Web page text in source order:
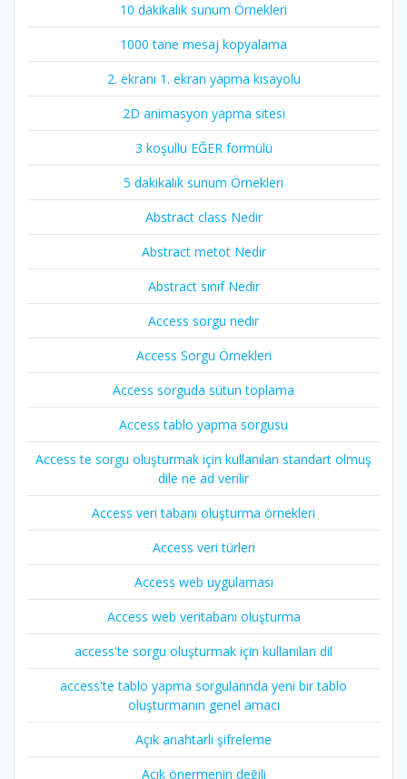
10 dakikalık sunum Örnekleri
1000 tane mesaj kopyalama
2. ekranı 1. ekran yapma kısayolu
2D animasyon yapma sitesi
3 koşullu EĞER formülü
5 dakikalık sunum Örnekleri
Abstract class Nedir
Abstract metot Nedir
Abstract sınıf Nedir
Access sorgu nedir
Access Sorgu Örnekleri
Access sorguda sütun toplama
Access tablo yapma sorgusu
Access te sorgu oluşturmak için kullanılan standart olmuş
dile ne ad verilir
Access veri tabanı oluşturma örnekleri
Access veri türleri
Access web uygulaması
Access web veritabanı oluşturma
access'te sorgu oluşturmak için kullanılan dil
access'te tablo yapma sorgularında yeni bir tablo
oluşturmanın genel amacı
Açık anahtarlı şifreleme
Açık önermenin değili